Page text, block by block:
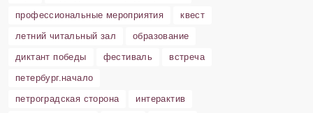
профессиональные мероприятия
квест
летний читальный зал
образование
диктант победы
фестиваль
встреча
петербург.начало
петроградская сторона
интерактив